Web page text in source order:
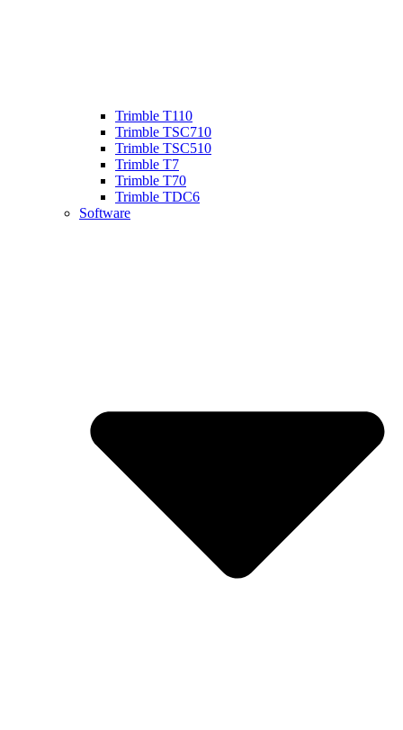
Trimble T110
Trimble TSC710
Trimble TSC510
Trimble T7
Trimble T70
Trimble TDC6
Software